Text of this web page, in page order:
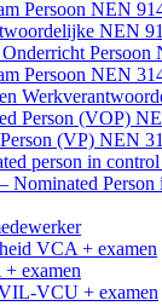
Persoon NEN
NEN
Persoon NEN
Person (VOP)
(VP) NEN
person in
Nominated
VCA + examen
examen
VCU + examen